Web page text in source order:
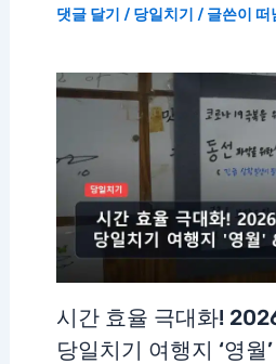
댓글 달기 / 당일치기 / 글쓴이 떠
시간 효율 극대화!
당일치기 여행지 ‘영월